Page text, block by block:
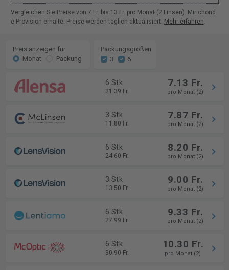
Vergleichen Sie Preise von 7 Fr. bis 13 Fr. pro Monat (2 Linsen). Mir chönd
e Provision erhalte. Preise werden täglich aktualisiert. Mehr erfahren.
Preis anzeigen für
Monat
Packung
Packungsgrößen
3
6
6 Stk
21.39 Fr.
7.13 Fr.
pro Monat (2)
3 Stk
11.80 Fr.
7.87 Fr.
pro Monat (2)
6 Stk
24.60 Fr.
8.20 Fr.
pro Monat (2)
3 Stk
13.50 Fr.
9.00 Fr.
pro Monat (2)
6 Stk
27.99 Fr.
9.33 Fr.
pro Monat (2)
6 Stk
30.90 Fr.
10.30 Fr.
pro Monat (2)